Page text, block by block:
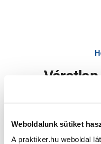
Weboldalunk sütiket
A praktiker.hu weboldal